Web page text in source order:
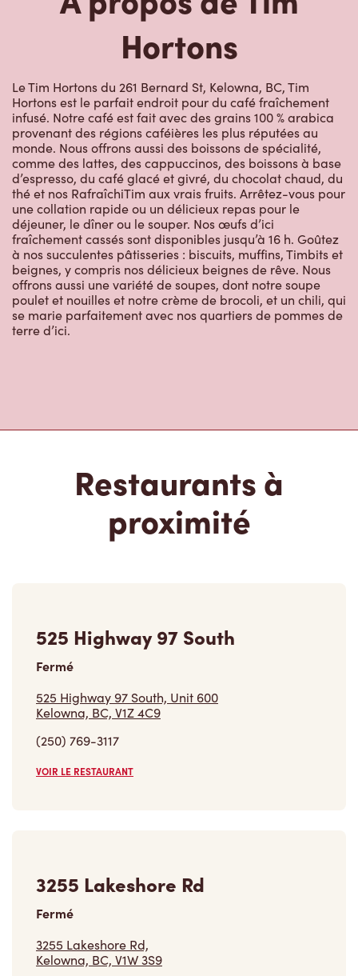
Hortons
Le Tim Hortons du 261 Bernard St, Kelowna, BC, Tim
Hortons est le parfait endroit pour du café fraîchement
infusé. Notre café est fait avec des grains 100 % arabica
provenant des régions caféières les plus réputées au
monde. Nous offrons aussi des boissons de spécialité,
comme des lattes, des cappuccinos, des boissons à base
d’espresso, du café glacé et givré, du chocolat chaud, du
thé et nos RafraîchiTim aux vrais fruits. Arrêtez-vous pour
une collation rapide ou un délicieux repas pour le
déjeuner, le dîner ou le souper. Nos œufs d’ici
fraîchement cassés sont disponibles jusqu’à 16 h. Goûtez
à nos succulentes pâtisseries : biscuits, muffins, Timbits et
beignes, y compris nos délicieux beignes de rêve. Nous
offrons aussi une variété de soupes, dont notre soupe
poulet et nouilles et notre crème de brocoli, et un chili, qui
se marie parfaitement avec nos quartiers de pommes de
terre d’ici.
Restaurants à
proximité
525 Highway 97 South
Fermé
525 Highway 97 South, Unit 600
Kelowna, BC, V1Z 4C9
(250) 769-3117
VOIR LE RESTAURANT
3255 Lakeshore Rd
Fermé
3255 Lakeshore Rd,
Kelowna, BC, V1W 3S9